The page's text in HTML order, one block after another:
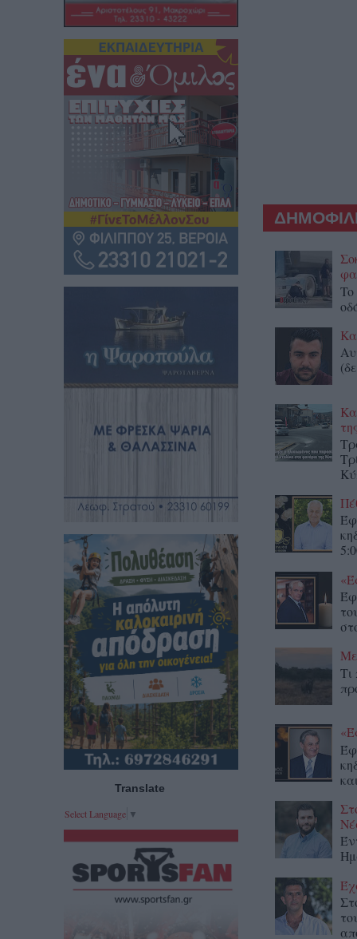
To
Τι
Translate
Select Language ▼